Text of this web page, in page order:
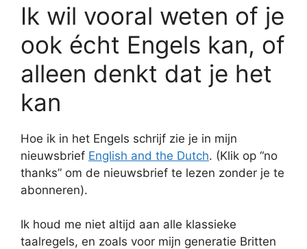
Ik wil vooral weten of je
ook écht Engels kan, of
alleen denkt dat je het
kan
Hoe ik in het Engels schrijf zie je in mijn
nieuwsbrief English and the Dutch. (Klik op “no
thanks” om de nieuwsbrief te lezen zonder je te
abonneren).
Ik houd me niet altijd aan alle klassieke
taalregels, en zoals voor mijn generatie Britten